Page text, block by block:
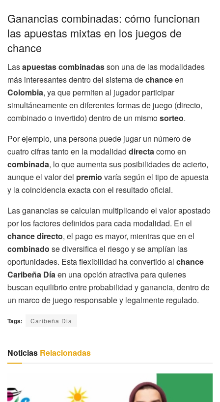
Ganancias combinadas: cómo funcionan
las apuestas mixtas en los juegos de
chance
Lasapuestas combinadasson una de las modalidades
más interesantes dentro del sistema dechanceen
Colombia, ya que permiten al jugador participar
simultáneamente en diferentes formas de juego (directo,
combinado o invertido) dentro de un mismosorteo.
Por ejemplo, una persona puede jugar un número de
cuatro cifras tanto en la modalidad directacomo en
combinada, lo que aumenta sus posibilidades de acierto,
aunque el valor del premio varía según el tipo de apuesta
y la coincidencia exacta con el resultado oficial.
Las ganancias se calculan multiplicando el valor apostado
por los factores definidos para cada modalidad. En el
chance directo, el pago es mayor, mientras que en el
combinado se diversifica el riesgo y se amplían las
oportunidades. Esta flexibilidad ha convertido al chance
Caribeña Díaen una opción atractiva para quienes
buscan equilibrio entre probabilidad y ganancia, dentro de
un marco de juego responsable y legalmente regulado.
Tags: Caribeña Dia
Noticias Relacionadas